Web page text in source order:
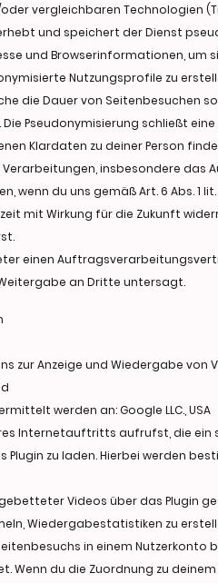
vergleichbaren Technologien
und speichert der Dienst
und Browserinformationen,
Nutzungsprofile zu
die Dauer von Seitenbesuchen
Pseudonymisierung schließt
Klardaten zu deiner Person
insbesondere das
wenn du uns gemäß Art. 6 Abs. 1
mit Wirkung für die Zukunft
einen
an Dritte untersagt.
zur Anzeige und Wiedergabe
werden an: Google LLC., USA
Internetauftritts aufrufst, die ein
Plugin zu laden. Hierbei werden
Videos über das Plugin
Wiedergabestatistiken zu
in einem
Wenn du die Zuordnung zu